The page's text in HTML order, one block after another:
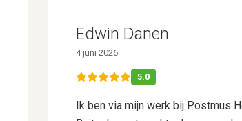
Edwin Danen
4 juni 2026
5.0
Ik ben via mijn werk bij Postmus